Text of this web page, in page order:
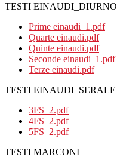
TESTI EINAUDI_DIURNO
Prime einaudi_1.pdf
Quarte einaudi.pdf
Quinte einaudi.pdf
Seconde einaudi_1.pdf
Terze einaudi.pdf
TESTI EINAUDI_SERALE
3FS_2.pdf
4FS_2.pdf
5FS_2.pdf
TESTI MARCONI